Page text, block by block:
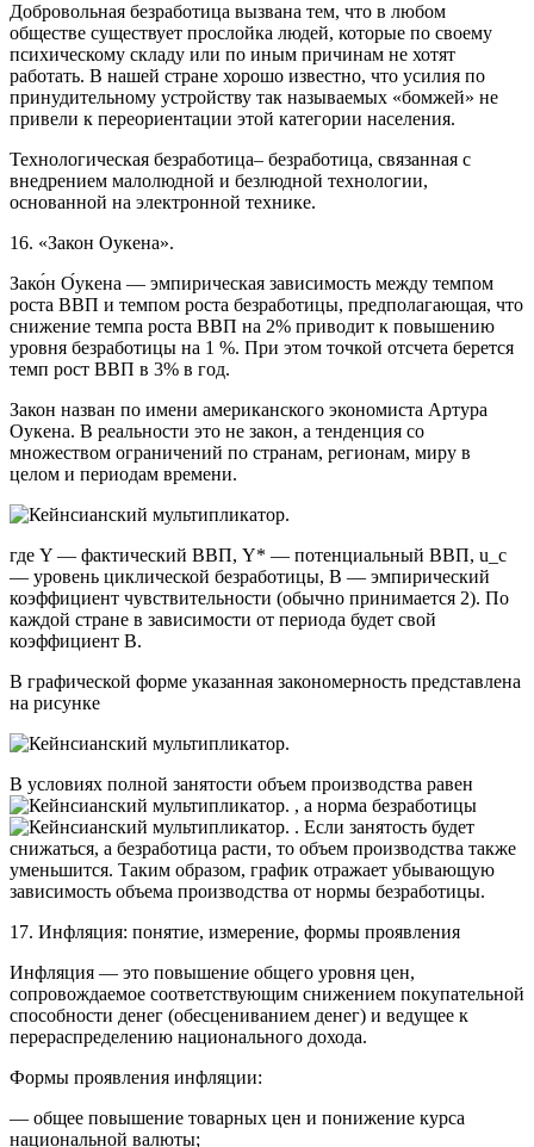
Добровольная безработица вызвана тем, что в любом
обществе существует прослойка людей, которые по своему
психическому складу или по иным причинам не хотят
работать. В нашей стране хорошо известно, что усилия по
принудительному устройству так называемых «бомжей» не
привели к переориентации этой категории населения.
Технологическая безработица– безработица, связанная с
внедрением малолюдной и безлюдной технологии,
основанной на электронной технике.
16. «Закон Оукена».
Зако́н О́укена — эмпирическая зависимость между темпом
роста ВВП и темпом роста безработицы, предполагающая, что
снижение темпа роста ВВП на 2% приводит к повышению
уровня безработицы на 1 %. При этом точкой отсчета берется
темп рост ВВП в 3% в год.
Закон назван по имени американского экономиста Артура
Оукена. В реальности это не закон, а тенденция со
множеством ограничений по странам, регионам, миру в
целом и периодам времени.
где Y — фактический ВВП, Y* — потенциальный ВВП, u_c
— уровень циклической безработицы, B — эмпирический
коэффициент чувствительности (обычно принимается 2). По
каждой стране в зависимости от периода будет свой
коэффициент B.
В графической форме указанная закономерность представлена
на рисунке
В условиях полной занятости объем производства равен
, а норма безработицы
. Если занятость будет
снижаться, а безработица расти, то объем производства также
уменьшится. Таким образом, график отражает убывающую
зависимость объема производства от нормы безработицы.
17. Инфляция: понятие, измерение, формы проявления
Инфляция — это повышение общего уровня цен,
сопровождаемое соответствующим снижением покупательной
способности денег (обесцениванием денег) и ведущее к
перераспределению национального дохода.
Формы проявления инфляции:
— общее повышение товарных цен и понижение курса
национальной валюты;